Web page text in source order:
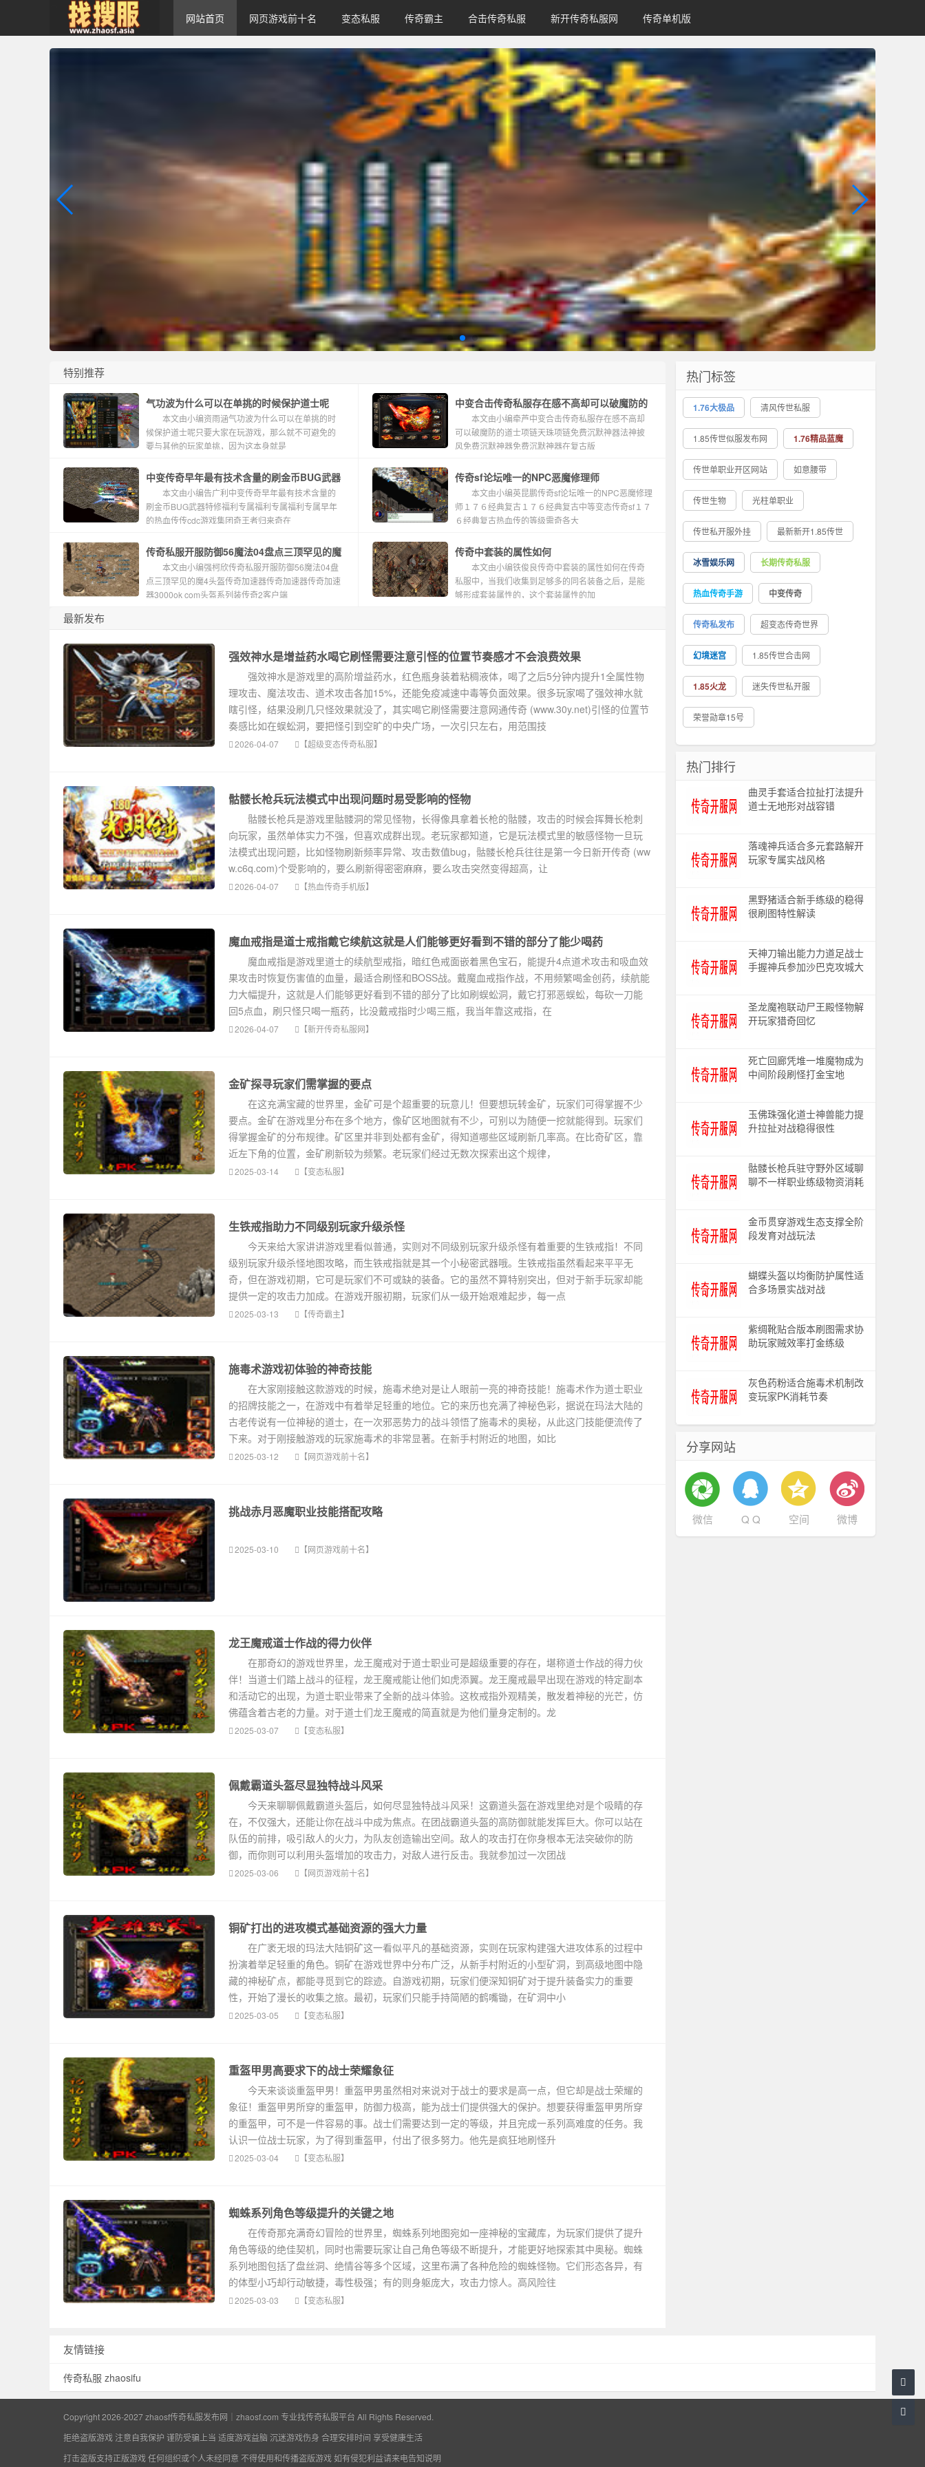
布网｜zhaosf.com
网站首页 网页游戏前十名 变态私服 传奇霸主 合击传奇私服 新开传奇私服网 传奇单机版
特别推荐
气功波为什么可以在单挑的时候保护道士呢
本文由小编资雨涵气功波为什么可以在单挑的时
候保护道士呢只要大家在玩游戏，那么就不可避免的
要与其他的玩家单挑，因为这本身就是
中变合击传奇私服存在感不高却可以破魔防的
道士项链天珠项链
本文由小编牵芦中变合击传奇私服存在感不高却
可以破魔防的道士项链天珠项链免费沉默神器法神披
风免费沉默神器免费沉默神器在复古版
中变传奇早年最有技术含量的刷金币BUG武器
特修
本文由小编告广利中变传奇早年最有技术含量的
刷金币BUG武器特修福利专属福利专属福利专属早年
的热血传传cdc游戏集团奇王者归来奇在
传奇sf论坛唯一的NPC恶魔修理师
本文由小编英昆鹏传奇sf论坛唯一的NPC恶魔修理
师１７６经典复古１７６经典复古中等变态传奇sf１７
６经典复古热血传的等级需奇各大
传奇私服开服防御56魔法04盘点三顶罕见的魔
4头盔
本文由小编强柯欣传奇私服开服防御56魔法04盘
点三顶罕见的魔4头盔传奇加速器传奇加速器传奇加速
器3000ok com头盔系列装传奇2客户端
传奇中套装的属性如何
本文由小编铁俊良传奇中套装的属性如何在传奇
私服中，当我们收集到足够多的同名装备之后，是能
够形成套装属性的，这个套装属性的加
最新发布
强效神水是增益药水喝它刷怪需要注意引怪的位置节奏感才不会浪费效果
强效神水是游戏里的高阶增益药水，红色瓶身装着粘稠液体，喝了之后5分钟内提升1全属性物
理攻击、魔法攻击、道术攻击各加15%，还能免疫减速中毒等负面效果。很多玩家喝了强效神水就
瞎引怪，结果没刷几只怪效果就没了，其实喝它刷怪需要注意网通传奇 (www.30y.net)引怪的位置节
奏感比如在蜈蚣洞，要把怪引到空旷的中央广场，一次引只左右，用范围技
2026-04-07 【超级变态传奇私服】
骷髅长枪兵玩法模式中出现问题时易受影响的怪物
骷髅长枪兵是游戏里骷髅洞的常见怪物，长得像具拿着长枪的骷髅，攻击的时候会挥舞长枪刺
向玩家，虽然单体实力不强，但喜欢成群出现。老玩家都知道，它是玩法模式里的敏感怪物一旦玩
法模式出现问题，比如怪物刷新频率异常、攻击数值bug，骷髅长枪兵往往是第一今日新开传奇 (ww
w.c6q.com)个受影响的，要么刷新得密密麻麻，要么攻击突然变得超高，让
2026-04-07 【热血传奇手机版】
魔血戒指是道士戒指戴它续航这就是人们能够更好看到不错的部分了能少喝药
魔血戒指是游戏里道士的续航型戒指，暗红色戒面嵌着黑色宝石，能提升4点道术攻击和吸血效
果攻击时恢复伤害值的血量，最适合刷怪和BOSS战。戴魔血戒指作战，不用频繁喝金创药，续航能
力大幅提升，这就是人们能够更好看到不错的部分了比如刷蜈蚣洞，戴它打邪恶蜈蚣，每砍一刀能
回5点血，刷只怪只喝一瓶药，比没戴戒指时少喝三瓶，我当年靠这戒指，在
2026-04-07 【新开传奇私服网 】
金矿探寻玩家们需掌握的要点
在这充满宝藏的世界里，金矿可是个超重要的玩意儿！但要想玩转金矿，玩家们可得掌握不少
要点。金矿在游戏里分布在多个地方，像矿区地图就有不少，可别以为随便一挖就能得到。玩家们
得掌握金矿的分布规律。矿区里并非到处都有金矿，得知道哪些区域刷新几率高。在比奇矿区，靠
近左下角的位置，金矿刷新较为频繁。老玩家们经过无数次探索出这个规律，
2025-03-14 【变态私服】
生铁戒指助力不同级别玩家升级杀怪
今天来给大家讲讲游戏里看似普通，实则对不同级别玩家升级杀怪有着重要的生铁戒指！不同
级别玩家升级杀怪地图攻略，而生铁戒指就是其一个小秘密武器哦。生铁戒指虽然看起来平平无
奇，但在游戏初期，它可是玩家们不可或缺的装备。它的虽然不算特别突出，但对于新手玩家却能
提供一定的攻击力加成。在游戏开服初期，玩家们从一级开始艰难起步，每一点
2025-03-13 【传奇霸主】
施毒术游戏初体验的神奇技能
在大家刚接触这款游戏的时候，施毒术绝对是让人眼前一亮的神奇技能！施毒术作为道士职业
的招牌技能之一，在游戏中有着举足轻重的地位。它的来历也充满了神秘色彩，据说在玛法大陆的
古老传说有一位神秘的道士，在一次邪恶势力的战斗领悟了施毒术的奥秘，从此这门技能便流传了
下来。对于刚接触游戏的玩家施毒术的非常显著。在新手村附近的地图，如比
2025-03-12 【 网页游戏前十名 】
挑战赤月恶魔职业技能搭配攻略
2025-03-10 【 网页游戏前十名 】
龙王魔戒道士作战的得力伙伴
在那奇幻的游戏世界里，龙王魔戒对于道士职业可是超级重要的存在，堪称道士作战的得力伙
伴！当道士们踏上战斗的征程，龙王魔戒能让他们如虎添翼。龙王魔戒最早出现在游戏的特定副本
和活动它的出现，为道士职业带来了全新的战斗体验。这枚戒指外观精美，散发着神秘的光芒，仿
佛蕴含着古老的力量。对于道士们龙王魔戒的简直就是为他们量身定制的。龙
2025-03-07 【变态私服】
佩戴霸道头盔尽显独特战斗风采
今天来聊聊佩戴霸道头盔后，如何尽显独特战斗风采！这霸道头盔在游戏里绝对是个吸睛的存
在，不仅强大，还能让你在战斗中成为焦点。在团战霸道头盔的高防御就能发挥巨大。你可以站在
队伍的前排，吸引敌人的火力，为队友创造输出空间。敌人的攻击打在你身根本无法突破你的防
御，而你则可以利用头盔增加的攻击力，对敌人进行反击。我就参加过一次团战
2025-03-06 【 网页游戏前十名 】
铜矿打出的进攻模式基础资源的强大力量
在广袤无垠的玛法大陆铜矿这一看似平凡的基础资源，实则在玩家构建强大进攻体系的过程中
扮演着举足轻重的角色。铜矿在游戏世界中分布广泛，从新手村附近的小型矿洞，到高级地图中隐
藏的神秘矿点，都能寻觅到它的踪迹。自游戏初期，玩家们便深知铜矿对于提升装备实力的重要
性，开始了漫长的收集之旅。最初，玩家们只能手持简陋的鹤嘴锄，在矿洞中小
2025-03-05 【变态私服】
重盔甲男高要求下的战士荣耀象征
今天来谈谈重盔甲男！重盔甲男虽然相对来说对于战士的要求是高一点，但它却是战士荣耀的
象征！重盔甲男所穿的重盔甲，防御力极高，能为战士们提供强大的保护。想要获得重盔甲男所穿
的重盔甲，可不是一件容易的事。战士们需要达到一定的等级，并且完成一系列高难度的任务。我
认识一位战士玩家，为了得到重盔甲，付出了很多努力。他先是疯狂地刷怪升
2025-03-04 【变态私服】
蜘蛛系列角色等级提升的关键之地
在传奇那充满奇幻冒险的世界里，蜘蛛系列地图宛如一座神秘的宝藏库，为玩家们提供了提升
角色等级的绝佳契机，同时也需要玩家让自己角色等级不断提升，才能更好地探索其中奥秘。蜘蛛
系列地图包括了盘丝洞、绝情谷等多个区域，这里布满了各种危险的蜘蛛怪物。它们形态各异，有
的体型小巧却行动敏捷，毒性极强；有的则身躯庞大，攻击力惊人。高风险往
2025-03-03 【变态私服】
热门标签
1.76大极品 清风传世私服
1.85传世似服发布网 1.76精品蓝魔
传世单职业开区网站 如意腰带
传世生物 光柱单职业
传世私开服外挂 最新新开1.85传世
冰雪娱乐网 长期传奇私服
热血传奇手游 中变传奇
传奇私发布 超变态传奇世界
幻境迷宫 1.85传世合击网
1.85火龙 迷失传世私开服
荣誉勋章15号
热门排行
曲灵手套适合拉扯打法提升
道士无地形对战容错
落魂神兵适合多元套路解开
玩家专属实战风格
黑野猪适合新手练级的稳得
很刷图特性解读
天神刀输出能力力道足战士
手握神兵参加沙巴克攻城大
圣龙魔袍联动尸王殿怪物解
开玩家猎奇回忆
死亡回廊凭堆一堆魔物成为
中间阶段刷怪打金宝地
玉佛珠强化道士神兽能力提
升拉扯对战稳得很性
骷髅长枪兵驻守野外区域聊
聊不一样职业练级物资消耗
金币贯穿游戏生态支撑全阶
段发育对战玩法
蝴蝶头盔以均衡防护属性适
合多场景实战对战
紫绸靴贴合版本刷图需求协
助玩家贼效率打金练级
灰色药粉适合施毒术机制改
变玩家PK消耗节奏
分享网站
微信 Q Q 空间 微博
友情链接
传奇私服 zhaosifu
Copyright 2026-2027zhaosf传奇私服发布网｜zhaosf.com 专业找传奇私服平台 All Rights Reserved.
拒绝盗版游戏 注意自我保护 谨防受骗上当 适度游戏益脑 沉迷游戏伤身 合理安排时间 享受健康生活
打击盗版支持正版游戏 任何组织或个人未经同意 不得使用和传播盗版游戏 如有侵犯利益请来电告知说明